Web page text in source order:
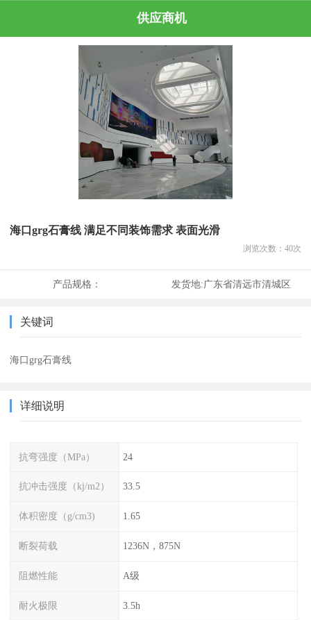
供应商机
海口grg石膏线 满足不同装饰需求 表面光滑
浏览次数： 40次
产品规格： 发货地:广东省清远市清城区
关键词
海口grg石膏线
详细说明
抗弯强度（MPa） 24
抗冲击强度（kj/m2） 33.5
体积密度（g/cm3) 1.65
断裂荷载 1236N，875N
阻燃性能 A级
耐火极限 3.5h